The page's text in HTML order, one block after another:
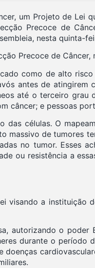
um Projeto de Lei
Precoce de
nesta quinta-
Precoce de Câncer,
como de alto
antes de atingirem
até o terceiro grau
câncer; e pessoas
células. O
massivo de tumores
no tumor. Esses
ou resistência a
visando a instituição
autorizando o poder
durante o período